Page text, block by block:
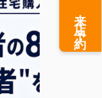
来店予約